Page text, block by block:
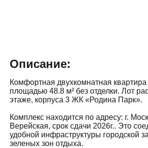
Описание:
Комфортная двухкомнатная квартира
площадью 48.8 м² без отделки. Лот
этаже, корпуса 3 ЖК «Родина Парк».
Комплекс находится по адресу: г.
Верейская, срок сдачи 2026г.. Это
удобной инфраструктуры городской
зеленых зон отдыха.